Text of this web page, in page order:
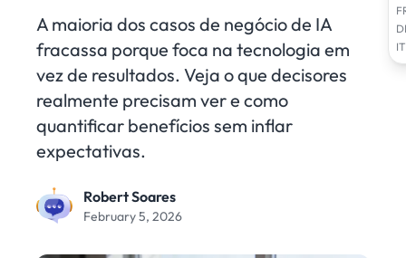
IT
A maioria dos casos de negócio de IA
fracassa porque foca na tecnologia em
vez de resultados. Veja o que decisores
realmente precisam ver e como
quantificar benefícios sem inflar
expectativas.
Robert Soares
February 5, 2026